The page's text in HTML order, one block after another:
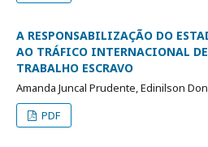
A RESPONSABILIZAÇÃO DO
AO TRÁFICO INTERNACIONAL DE
TRABALHO ESCRAVO
Amanda Juncal Prudente, Edinilson
PDF